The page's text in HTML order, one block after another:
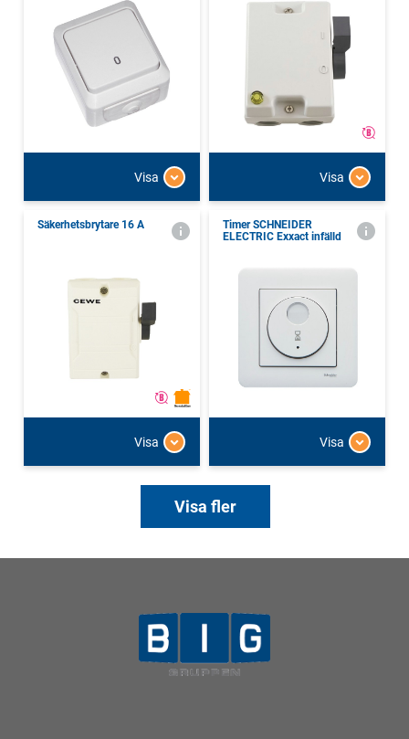
Visa Visa
Säkerhetsbrytare 16 A
Visa
Timer SCHNEIDER
ELECTRIC Exxact infälld
Visa
Visa fler